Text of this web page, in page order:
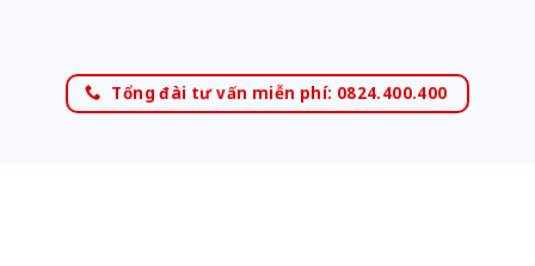
Tổng đài tư vấn miễn phí: 0824.400.400